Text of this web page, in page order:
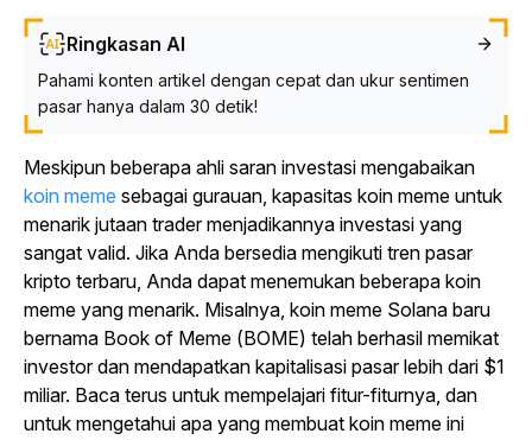
Ringkasan AI
Pahami konten artikel dengan cepat dan ukur sentimen
pasar hanya dalam 30 detik!
Meskipun beberapa ahli saran investasi mengabaikan
koin meme sebagai gurauan, kapasitas koin meme untuk
menarik jutaan trader menjadikannya investasi yang
sangat valid. Jika Anda bersedia mengikuti tren pasar
kripto terbaru, Anda dapat menemukan beberapa koin
meme yang menarik. Misalnya, koin meme Solana baru
bernama Book of Meme (BOME) telah berhasil memikat
investor dan mendapatkan kapitalisasi pasar lebih dari $1
miliar. Baca terus untuk mempelajari fitur-fiturnya, dan
untuk mengetahui apa yang membuat koin meme ini